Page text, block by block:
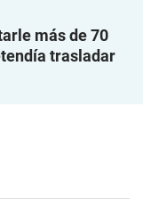
más de 70
trasladar